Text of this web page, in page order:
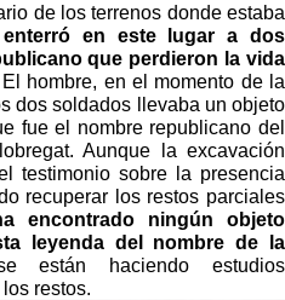
de los terrenos donde estaba
en este lugar a dos
que perdieron la vida
hombre, en el momento de la
dos soldados llevaba un objeto
fue el nombre republicano del
Aunque la excavación
testimonio sobre la presencia
recuperar los restos parciales
encontrado ningún objeto
leyenda del nombre de la
están haciendo estudios
restos.